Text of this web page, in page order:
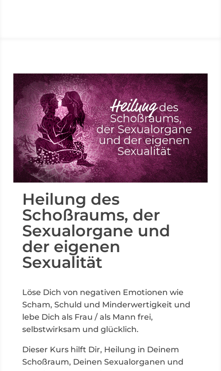
Heilung des
Schoßraums, der
Sexualorgane und
der eigenen
Sexualität
Löse Dich von negativen Emotionen wie
Scham, Schuld und Minderwertigkeit und
lebe Dich als Frau / als Mann frei,
selbstwirksam und glücklich.
Dieser Kurs hilft Dir, Heilung in Deinem
Schoßraum, Deinen Sexualorganen und